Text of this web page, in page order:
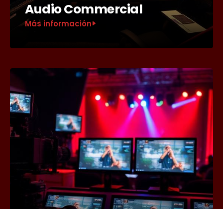
Audio Commercial
Más información